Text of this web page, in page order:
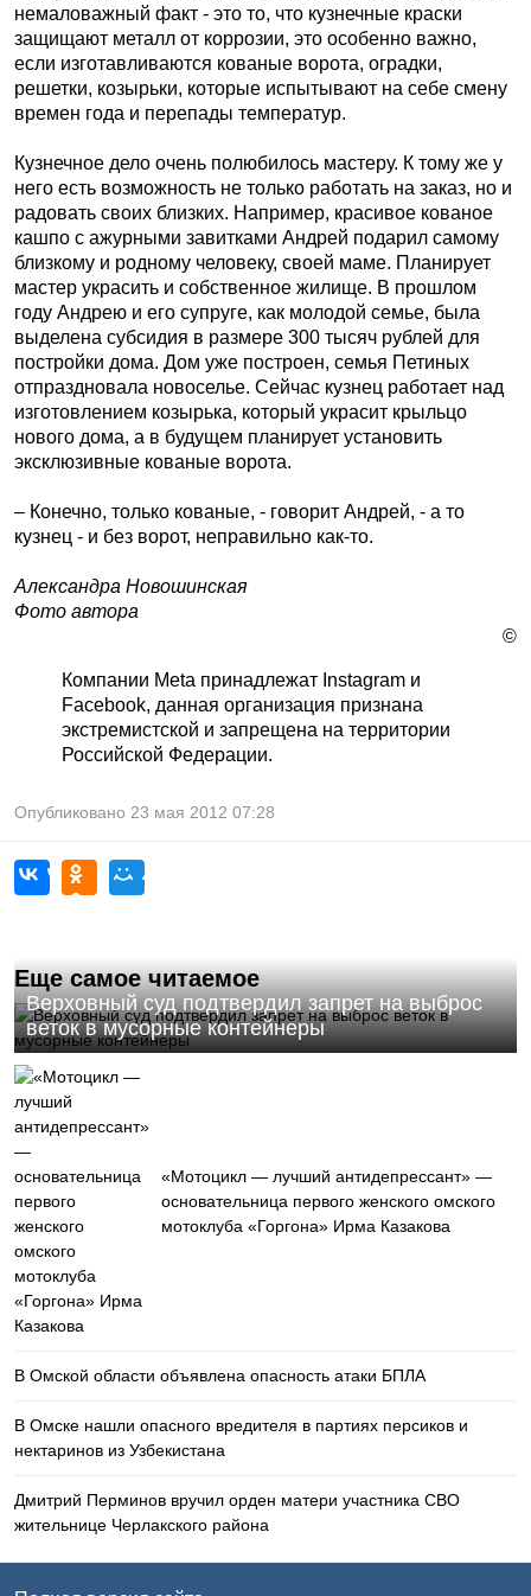
немаловажный факт - это то, что кузнечные краски
защищают металл от коррозии, это особенно важно,
если изготавливаются кованые ворота, оградки,
решетки, козырьки, которые испытывают на себе смену
времен года и перепады температур.
Кузнечное дело очень полюбилось мастеру. К тому же у
него есть возможность не только работать на заказ, но и
радовать своих близких. Например, красивое кованое
кашпо с ажурными завитками Андрей подарил самому
близкому и родному человеку, своей маме. Планирует
мастер украсить и собственное жилище. В прошлом
году Андрею и его супруге, как молодой семье, была
выделена субсидия в размере 300 тысяч рублей для
постройки дома. Дом уже построен, семья Петиных
отпраздновала новоселье. Сейчас кузнец работает над
изготовлением козырька, который украсит крыльцо
нового дома, а в будущем планирует установить
эксклюзивные кованые ворота.
– Конечно, только кованые, - говорит Андрей, - а то
кузнец - и без ворот, неправильно как-то.
Александра Новошинская
Фото автора
©
Компании Meta принадлежат Instagram и
Facebook, данная организация признана
экстремистской и запрещена на территории
Российской Федерации.
Опубликовано 23 мая 2012 07:28
Еще самое читаемое
Верховный суд подтвердил запрет на выброс
веток в мусорные контейнеры
«Мотоцикл — лучший антидепрессант» —
основательница первого женского омского
мотоклуба «Горгона» Ирма Казакова
В Омской области объявлена опасность атаки БПЛА
В Омске нашли опасного вредителя в партиях персиков и
нектаринов из Узбекистана
Дмитрий Перминов вручил орден матери участника СВО
жительнице Черлакского района